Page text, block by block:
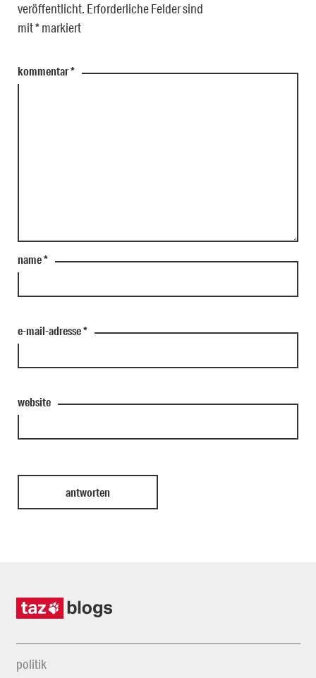
veröffentlicht. Erforderliche Felder sind
mit*markiert
kommentar*
name*
e-mail-adresse*
website
politik